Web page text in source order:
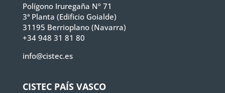
Polígono Iruregaña Nº 71
3ª Planta (Edificio Goialde)
31195 Berrioplano (Navarra)
+34 948 31 81 80
info@cistec.es
CISTEC PAÍS VASCO